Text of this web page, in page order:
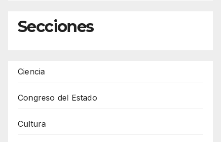
Secciones
Ciencia
Congreso del Estado
Cultura